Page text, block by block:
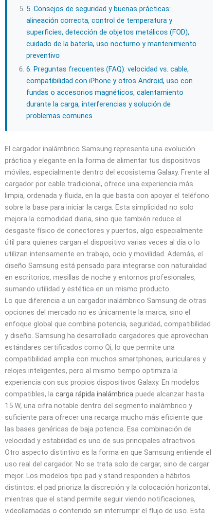
5. Consejos de seguridad y buenas prácticas:
alineación correcta, control de temperatura y
superficies, detección de objetos metálicos (FOD),
cuidado de la batería, uso nocturno y mantenimiento
preventivo
6. Preguntas frecuentes (FAQ): velocidad vs. cable,
compatibilidad con iPhone y otros Android, uso con
fundas o accesorios magnéticos, calentamiento
durante la carga, interferencias y solución de
problemas comunes
El cargador inalámbrico Samsung representa una evolución
práctica y elegante en la forma de alimentar tus dispositivos
móviles, especialmente dentro del ecosistema Galaxy. Frente al
cargador por cable tradicional, ofrece una experiencia más
limpia, ordenada y fluida, en la que basta con apoyar el teléfono
sobre la base para iniciar la carga. Esta simplicidad no solo
mejora la comodidad diaria, sino que también reduce el
desgaste físico de conectores y puertos, algo especialmente
útil para quienes cargan el dispositivo varias veces al día o lo
utilizan intensamente en trabajo, ocio y movilidad. Además, el
diseño Samsung está pensado para integrarse con naturalidad
en escritorios, mesillas de noche y entornos profesionales,
sumando utilidad y estética en un mismo producto.
Lo que diferencia a un cargador inalámbrico Samsung de otras
opciones del mercado no es únicamente la marca, sino el
enfoque global que combina potencia, seguridad, compatibilidad
y diseño. Samsung ha desarrollado cargadores que aprovechan
estándares certificados como Qi, lo que permite una
compatibilidad amplia con muchos smartphones, auriculares y
relojes inteligentes, pero al mismo tiempo optimiza la
experiencia con sus propios dispositivos Galaxy. En modelos
compatibles, la carga rápida inalámbrica puede alcanzar hasta
15 W, una cifra notable dentro del segmento inalámbrico y
suficiente para ofrecer una recarga mucho más eficiente que
las bases genéricas de baja potencia. Esa combinación de
velocidad y estabilidad es uno de sus principales atractivos.
Otro aspecto distintivo es la forma en que Samsung entiende el
uso real del cargador. No se trata solo de cargar, sino de cargar
mejor. Los modelos tipo pad y stand responden a hábitos
distintos: el pad prioriza la discreción y la colocación horizontal,
mientras que el stand permite seguir viendo notificaciones,
videollamadas o contenido sin interrumpir el flujo de uso. Esta